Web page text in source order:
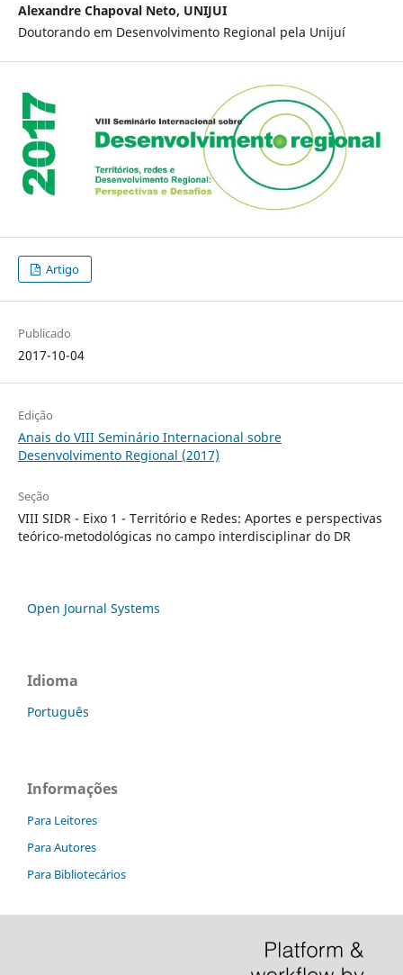
Alexandre Chapoval Neto, UNIJUI
Doutorando em Desenvolvimento Regional pela Unijuí
Artigo
Publicado
2017-10-04
Edição
Anais do VIII Seminário Internacional sobre
Desenvolvimento Regional (2017)
Seção
VIII SIDR - Eixo 1 - Território e Redes: Aportes e perspectivas
teórico-metodológicas no campo interdisciplinar do DR
Open Journal Systems
Idioma
Português
Informações
Para Leitores
Para Autores
Para Bibliotecários